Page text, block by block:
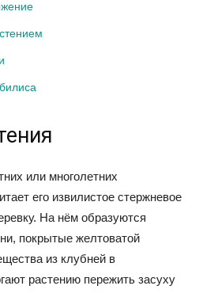
или многолетних
его извилистое стержневое
На нём образуются
покрытые желтоватой
из клубней в
растению пережить засуху